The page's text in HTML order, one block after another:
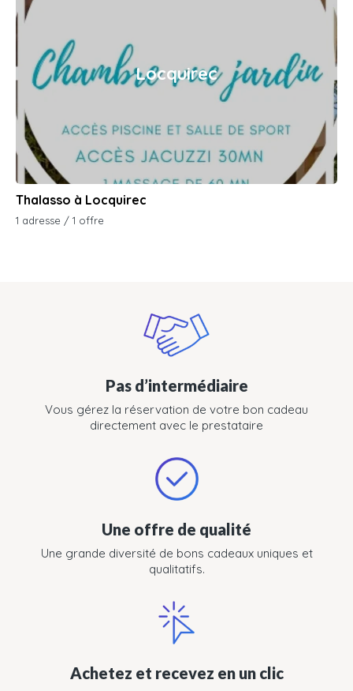
Locquirec
Thalasso à Locquirec
1 adresse / 1 offre
Pas d’intermédiaire
Vous gérez la réservation de votre bon cadeau
directement avec le prestataire
Une offre de qualité
Une grande diversité de bons cadeaux uniques et
qualitatifs.
Achetez et recevez en un clic